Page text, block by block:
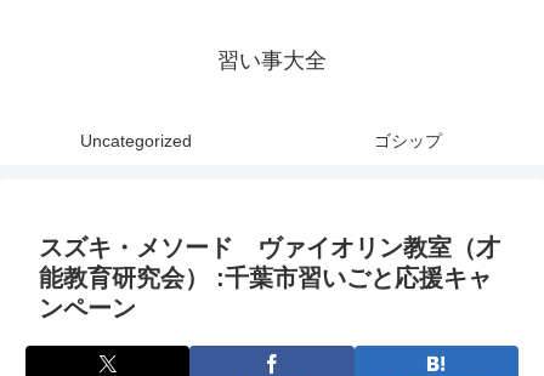
習い事大全
Uncategorized ゴシップ
スズキ・メソード ヴァイオリン教室（才
能教育研究会） :千葉市習いごと応援キャ
ンペーン